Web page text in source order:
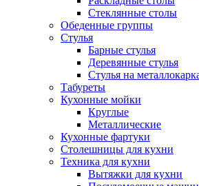
Стеклянные столы
Обеденные группы
Стулья
Барные стулья
Деревянные стулья
Стулья на
Табуреты
Кухонные мойки
Круглые
Металлические
Кухонные фартуки
Столешницы для кухни
Техника для кухни
Вытяжки для кухни